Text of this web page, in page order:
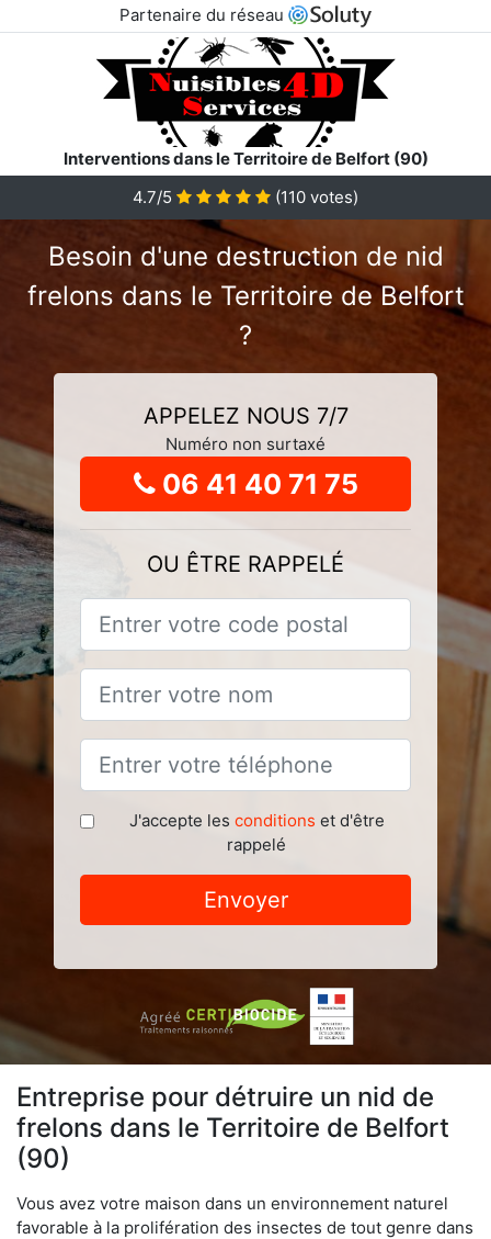
Partenaire du réseau
Interventions dans le Territoire de Belfort (90)
4.7/5 (110 votes)
Besoin d'une destruction de nid
frelons dans le Territoire de Belfort
?
APPELEZ NOUS 7/7
Numéro non surtaxé
06 41 40 71 75
OU ÊTRE RAPPELÉ
J'accepte les conditions et d'être
rappelé
Envoyer
Entreprise pour détruire un nid de
frelons dans le Territoire de Belfort
(90)
Vous avez votre maison dans un environnement naturel
favorable à la prolifération des insectes de tout genre dans